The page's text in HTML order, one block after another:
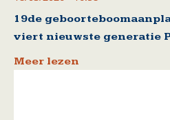
19de
viert nieuwste generatie
Meer lezen